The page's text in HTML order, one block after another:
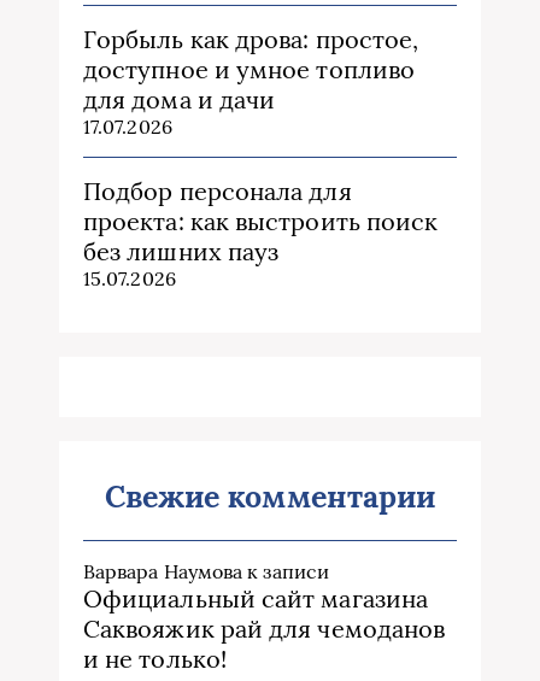
Горбыль как дрова: простое,
доступное и умное топливо
для дома и дачи
17.07.2026
Подбор персонала для
проекта: как выстроить поиск
без лишних пауз
15.07.2026
Свежие комментарии
Варвара Наумова к записи
Официальный сайт магазина
Саквояжик рай для чемоданов
и не только!